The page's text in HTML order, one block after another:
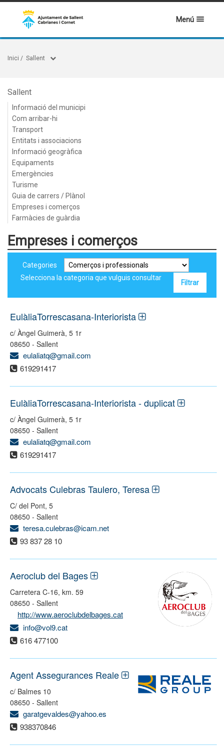
Menú
Inici / Sallent
Sallent
Informació del municipi
Com arribar-hi
Transport
Entitats i associacions
Informació geogràfica
Equipaments
Emergències
Turisme
Guia de carrers / Plànol
Empreses i comerços
Farmàcies de guàrdia
Empreses i comerços
Categories
Selecciona la categoria que vulguis consultar
EulàliaTorrescasana-Interiorista
c/ Àngel Guimerà, 5 1r
08650 - Sallent
eulaliatq@gmail.com
619291417
EulàliaTorrescasana-Interiorista - duplicat
c/ Àngel Guimerà, 5 1r
08650 - Sallent
eulaliatq@gmail.com
619291417
Advocats Culebras Taulero, Teresa
C/ del Pont, 5
08650 - Sallent
teresa.culebras@icam.net
93 837 28 10
Aeroclub del Bages
Carretera C-16, km. 59
08650 - Sallent
http://www.aeroclubdelbages.cat
info@vol9.cat
616 477100
Agent Assegurances Reale
c/ Balmes 10
08650 - Sallent
garatgevaldes@yahoo.es
938370846